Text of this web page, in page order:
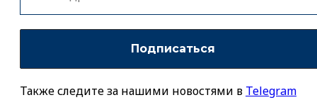
Также следите за нашими новостями в Telegram